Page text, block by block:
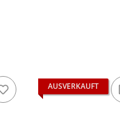
AUSVERKAUFT